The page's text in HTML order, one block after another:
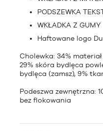
PODSZEWKA
WKŁADKA Z GUMY
Haftowane logo
Cholewka: 34%
29% skóra bydlęca
bydlęca (zamsz), 9%
Podeszwa zewnętrzna:
bez flokowania